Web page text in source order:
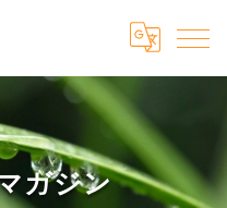
ガジン